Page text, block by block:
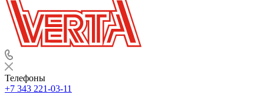
Телефоны
+7 343 221-03-11